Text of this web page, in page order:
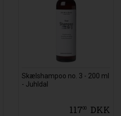
Skælshampoo no. 3 - 200 ml
- Juhldal
11700 DKK